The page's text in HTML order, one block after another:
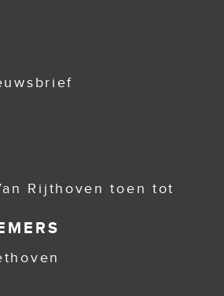
Rijthoven toen tot